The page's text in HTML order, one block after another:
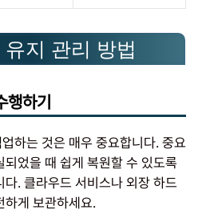
지 관리 방법
행하기
하는 것은 매우 중요합니다. 중요
었을 때 쉽게 복원할 수 있도록
. 클라우드 서비스나 외장 하드
하게 보관하세요.